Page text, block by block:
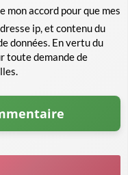
mon accord pour que mes
ip, et contenu du
données. En vertu du
toute demande de